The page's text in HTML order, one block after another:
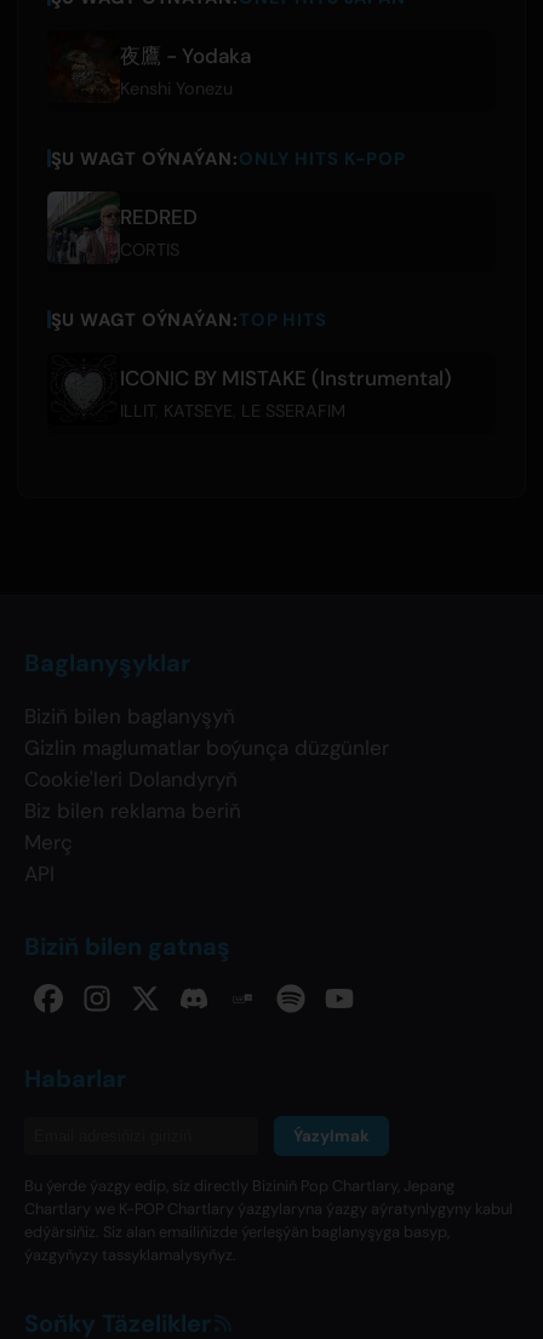
夜鷹 - Yodaka
Kenshi Yonezu
ŞU WAGT OÝNAÝAN:ONLY HITS K-POP
REDRED
CORTIS
ŞU WAGT OÝNAÝAN:TOP HITS
ICONIC BY MISTAKE (Instrumental)
ILLIT, KATSEYE LE SSERAFIM
Baglanyşyklar
Biziň bilen baglanyşyň
Gizlin maglumatlar boýunça düzgünler
Cookie'leri Dolandyryň
Biz bilen reklama beriň
Merç
API
Biziň bilen gatnaş
Habarlar
Ýazylmak
Bu ýerde ýazgy edip, siz directly Biziniň Pop Chartlary, Jepang
Chartlary we K-POP Chartlary ýazgylaryna ýazgy aýratynlygyny kabul
edýärsiňiz. Siz alan emailiňizde ýerleşýän baglanyşyga basyp,
ýazgyňyzy tassyklamalysyňyz.
Soňky Täzelikler